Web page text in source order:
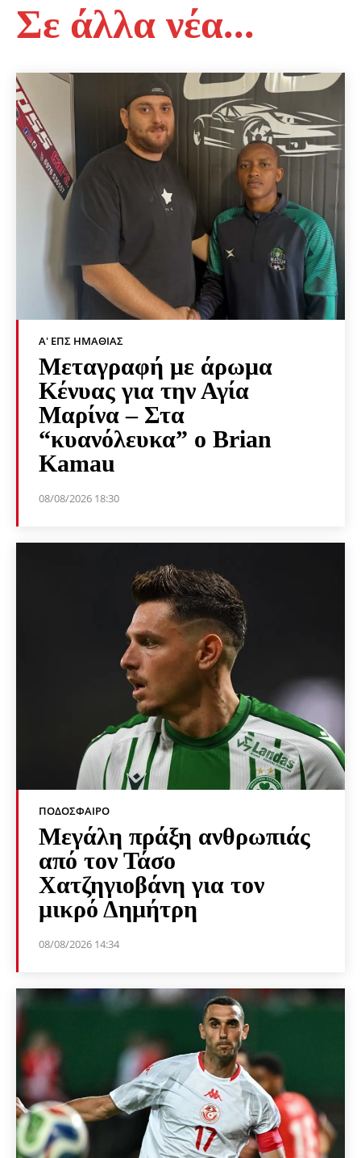
Σε άλλα νέα...
Α' ΕΠΣ ΗΜΑΘΊΑΣ
Μεταγραφή με άρωμα
Κένυας για την Αγία
Μαρίνα – Στα
“κυανόλευκα” ο Brian
Kamau
08/08/2026 18:30
ΠΟΔΌΣΦΑΙΡΟ
Μεγάλη πράξη ανθρωπιάς
από τον Τάσο
Χατζηγιοβάνη για τον
μικρό Δημήτρη
08/08/2026 14:34